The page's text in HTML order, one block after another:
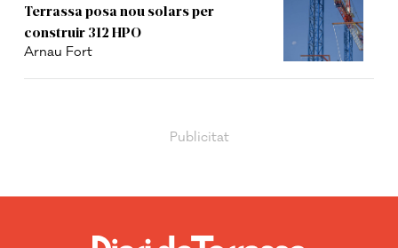
Terrassa posa nou solars per
construir 312 HPO
Arnau Fort